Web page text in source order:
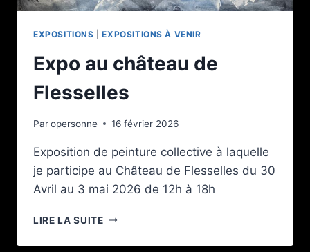
EXPOSITIONS |EXPOSITIONS À VENIR
Expo au château de
Flesselles
Paropersonne 16 février 2026
Exposition de peinture collective à laquelle
je participe au Château de Flesselles du 30
Avril au 3 mai 2026 de 12h à 18h
LIRE LA SUITEEXPO
CHÂTEAU